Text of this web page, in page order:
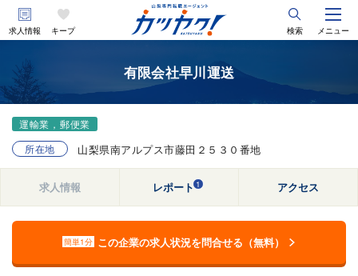
求人情報 キープ 検索 メニュー
有限会社早川運送
運輸業，郵便業
所在地
山梨県南アルプス市藤田２５３０番地
求人情報 レポート1 アクセス
簡単1分 この企業の求人状況を問合せる（無料）